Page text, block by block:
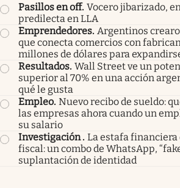
Pasillos en off. Vocero jibarizado,
predilecta en LLA
Emprendedores. Argentinos
que conecta comercios con
millones de dólares para
Resultados. Wall Street ve un
superior al 70% en una acción
qué le gusta
Empleo. Nuevo recibo de sueldo:
las empresas ahora cuando un
su salario
Investigación. La estafa
fiscal: un combo de WhatsApp,
suplantación de identidad